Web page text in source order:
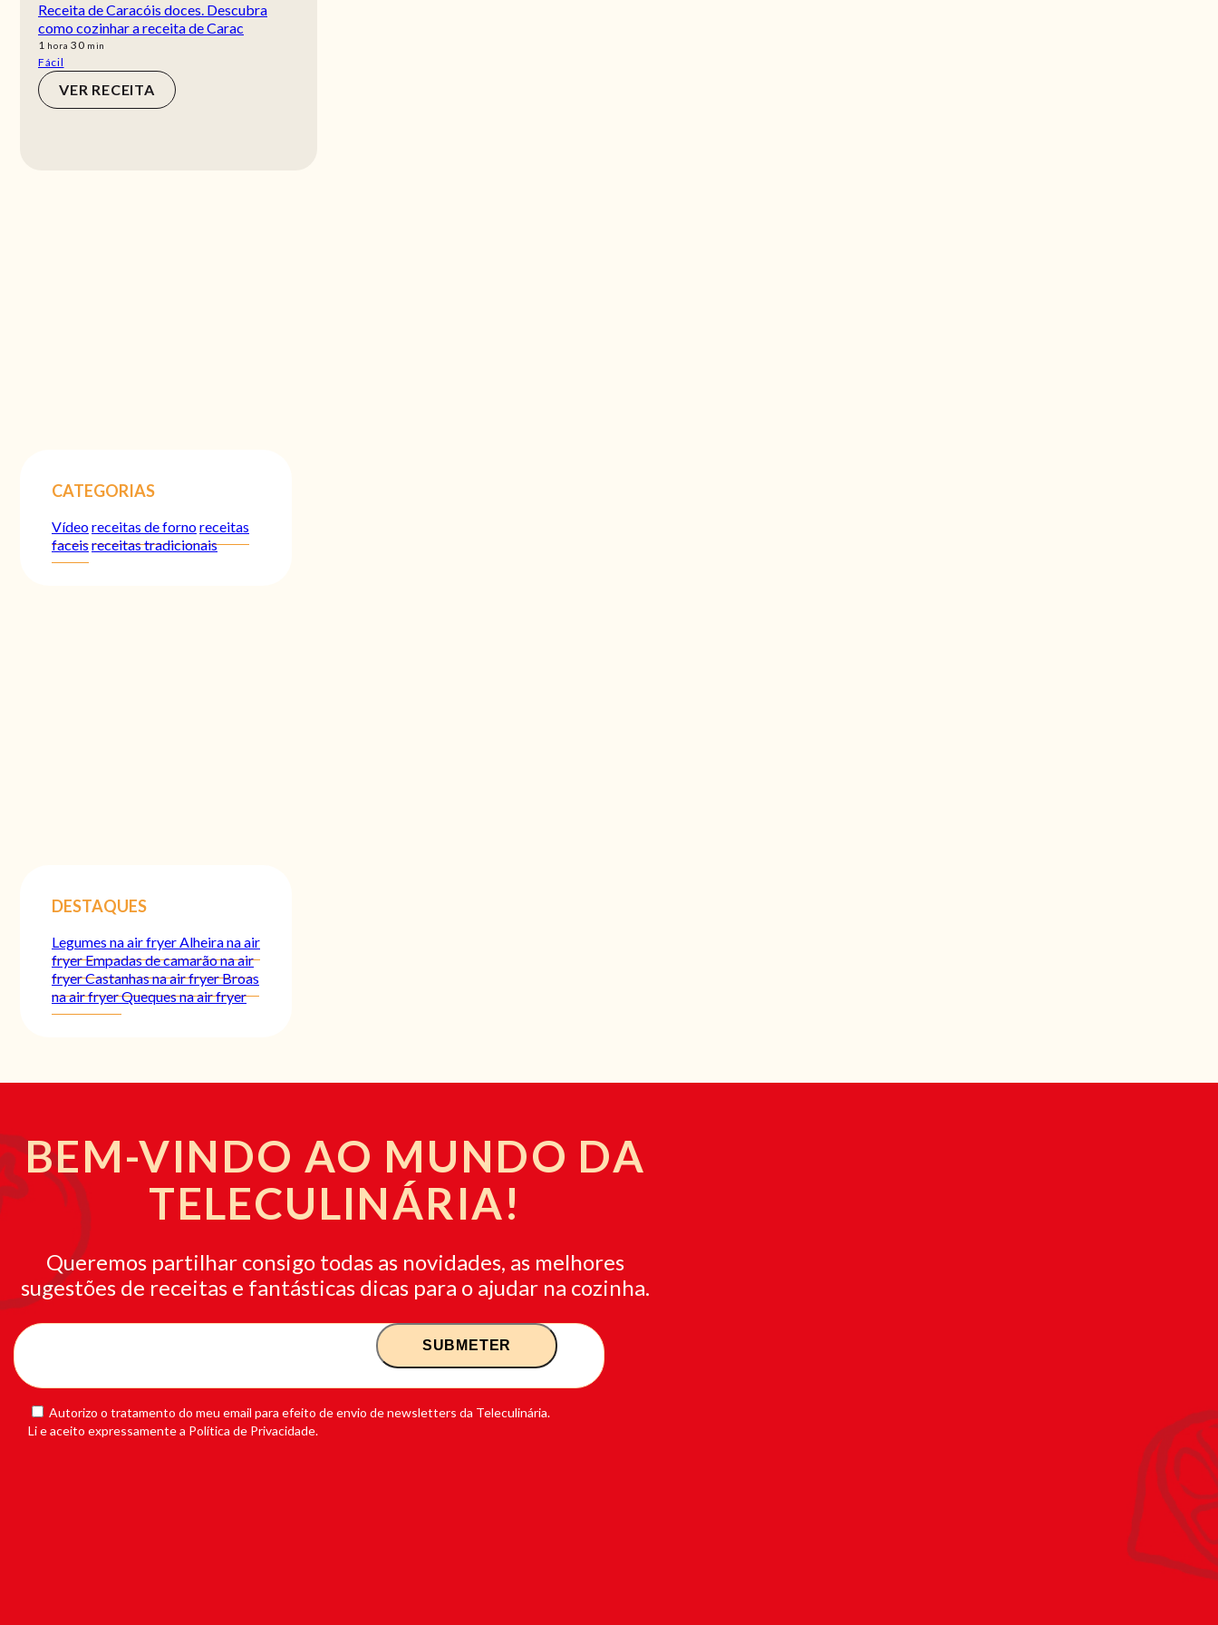
Receita de Caracóis doces. Descubra
como cozinhar a receita de Carac
1 hora
hora 30min
min
Fácil
VER RECEITA
CATEGORIAS
Vídeoreceitas de fornoreceitas
faceisreceitas tradicionais
DESTAQUES
Legumes na air fryerAlheira na air
fryerEmpadas de camarão na air
fryerCastanhas na air fryerBroas
na air fryerQueques na air fryer
BEM-VINDO AO MUNDO DA
TELECULINÁRIA!
Queremos partilhar consigo todas as novidades, as melhores
sugestões de receitas e fantásticas dicas para o ajudar na cozinha.
Autorizo o tratamento do meu email para efeito de envio de newsletters da Teleculinária.
Li e aceito expressamente a Política de Privacidade.